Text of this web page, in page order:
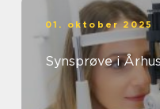
01. oktober 2025
Synsprøve i